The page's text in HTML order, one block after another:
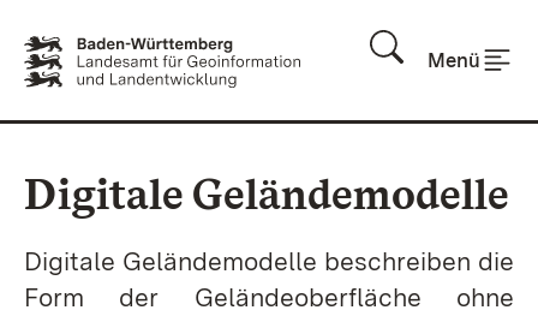
Menü
Digitale Geländemodelle
Digitale Geländemodelle beschreiben die
Form der Geländeoberfläche ohne